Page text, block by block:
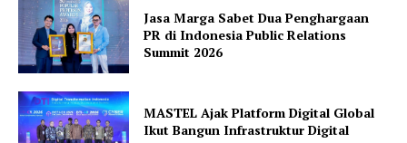
Jasa Marga Sabet Dua Penghargaan
PR di Indonesia Public Relations
Summit 2026
MASTEL Ajak Platform Digital Global
Ikut Bangun Infrastruktur Digital